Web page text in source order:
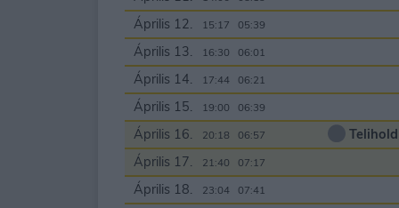
Április 12. 15:17 05:39
Április 13. 16:30 06:01
Április 14. 17:44 06:21
Április 15. 19:00 06:39
Április 16. 20:18 06:57
Telihold
Április 17.
21:40 07:17
Április 18. 23:04 07:41